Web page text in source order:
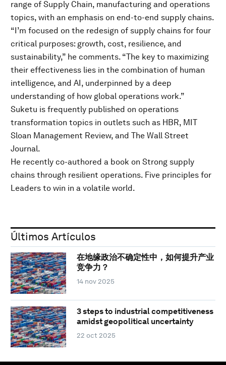
range of Supply Chain, manufacturing and operations
topics, with an emphasis on end-to-end supply chains.
“I’m focused on the redesign of supply chains for four
critical purposes: growth, cost, resilience, and
sustainability,” he comments. “The key to maximizing
their effectiveness lies in the combination of human
intelligence, and AI, underpinned by a deep
understanding of how global operations work.”
Suketu is frequently published on operations
transformation topics in outlets such as HBR, MIT
Sloan Management Review, and The Wall Street
Journal.
He recently co-authored a book on Strong supply
chains through resilient operations. Five principles for
Leaders to win in a volatile world.
Últimos Artículos
在地缘政治不确定性中，如何提升产业
竞争力？
14 nov 2025
3 steps to industrial competitiveness
amidst geopolitical uncertainty
22 oct 2025